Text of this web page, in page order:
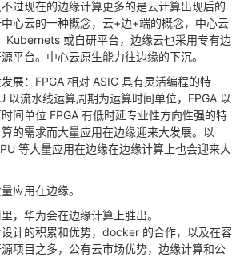
过现在的边缘计算更多的是云计算出现后的
心云的一种概念，云+边+端的概念，中心云
或自研平台，边缘云也采用专有边
平台。中心云原生能力往边缘的下沉。
展：FPGA 相对 ASIC 具有灵活编程的特
以流水线运算周期为运算时间单位，FPGA 以
间单位 FPGA 有低时延专业性方向性强的特
的需求而大量应用在边缘迎来大发展。以
等大量应用在边缘在边缘计算上也会迎来大
应用在边缘。
，华为会在边缘计算上胜出。
计的积累和优势，docker 的合作，以及在容
项目之多，公有云市场优势，边缘计算和公